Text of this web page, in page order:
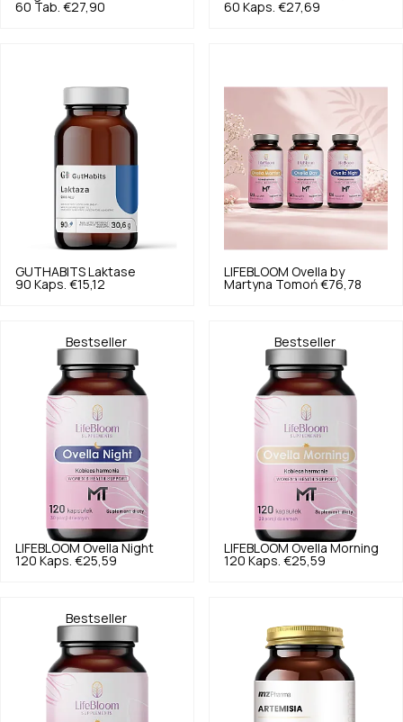
60 Tab. €27,90
60 Kaps. €27,69
GUTHABITS Laktase
90 Kaps. €15,12
LIFEBLOOM Ovella by
Martyna Tomoń €76,78
Bestseller
LIFEBLOOM Ovella Night
120 Kaps. €25,59
Bestseller
LIFEBLOOM Ovella Morning
120 Kaps. €25,59
Bestseller